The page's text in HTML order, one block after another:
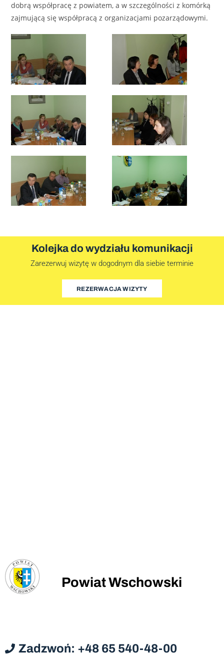
dobrą współpracę z powiatem, a w szczególności z komórką
zajmującą się współpracą z organizacjami pozarządowymi.
Kolejka do wydziału komunikacji
Zarezerwuj wizytę w dogodnym dla siebie terminie
REZERWACJA WIZYTY
Powiat Wschowski
Zadzwoń: +48 65 540-48-00